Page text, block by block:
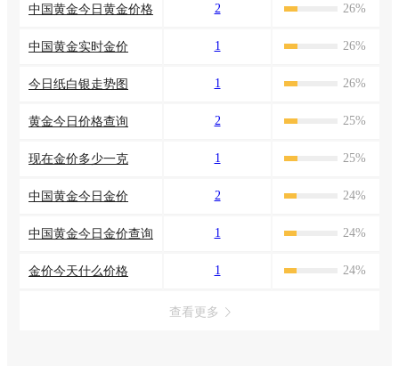
中国黄金今日黄金价格 2 26%
中国黄金实时金价 1 26%
今日纸白银走势图 1 26%
黄金今日价格查询 2 25%
现在金价多少一克 1 25%
中国黄金今日金价 2 24%
中国黄金今日金价查询 1 24%
金价今天什么价格 1 24%
查看更多